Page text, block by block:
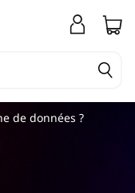
de données ?